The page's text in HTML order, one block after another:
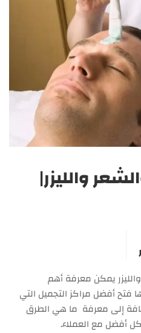
والليزر|
يمكن معرفة أهم
فتح أفضل مراكز التجميل التي
إلى معرفة ما هي الطرق
أفضل مع العملاء.